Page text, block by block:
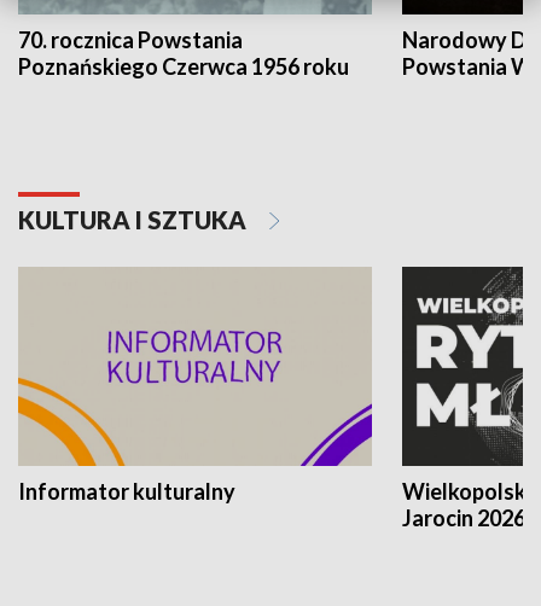
70. rocznica Powstania
Poznańskiego Czerwca 1956 roku
Narodowy
Powstania
KULTURA I SZTUKA
Informator kulturalny
Jarocin 2026